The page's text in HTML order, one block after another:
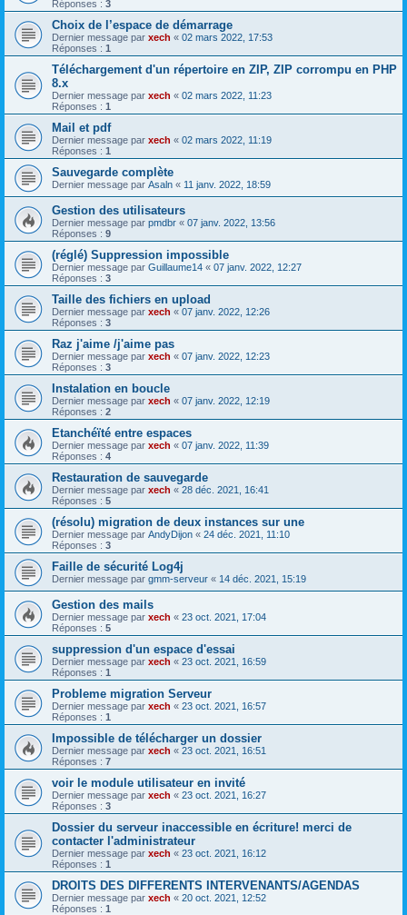
Réponses : 3
Choix de l’espace de démarrage
Dernier message par xech « 02 mars 2022, 17:53
Réponses : 1
Téléchargement d'un répertoire en ZIP, ZIP corrompu en PHP
8.x
Dernier message par xech « 02 mars 2022, 11:23
Réponses : 1
Mail et pdf
Dernier message par xech « 02 mars 2022, 11:19
Réponses : 1
Sauvegarde complète
Dernier message par Asaln « 11 janv. 2022, 18:59
Gestion des utilisateurs
Dernier message par pmdbr « 07 janv. 2022, 13:56
Réponses : 9
(réglé) Suppression impossible
Dernier message par Guillaume14 « 07 janv. 2022, 12:27
Réponses : 3
Taille des fichiers en upload
Dernier message par xech « 07 janv. 2022, 12:26
Réponses : 3
Raz j'aime /j'aime pas
Dernier message par xech « 07 janv. 2022, 12:23
Réponses : 3
Instalation en boucle
Dernier message par xech « 07 janv. 2022, 12:19
Réponses : 2
Etanchéïté entre espaces
Dernier message par xech « 07 janv. 2022, 11:39
Réponses : 4
Restauration de sauvegarde
Dernier message par xech « 28 déc. 2021, 16:41
Réponses : 5
(résolu) migration de deux instances sur une
Dernier message par AndyDijon « 24 déc. 2021, 11:10
Réponses : 3
Faille de sécurité Log4j
Dernier message par gmm-serveur « 14 déc. 2021, 15:19
Gestion des mails
Dernier message par xech « 23 oct. 2021, 17:04
Réponses : 5
suppression d'un espace d'essai
Dernier message par xech « 23 oct. 2021, 16:59
Réponses : 1
Probleme migration Serveur
Dernier message par xech « 23 oct. 2021, 16:57
Réponses : 1
Impossible de télécharger un dossier
Dernier message par xech « 23 oct. 2021, 16:51
Réponses : 7
voir le module utilisateur en invité
Dernier message par xech « 23 oct. 2021, 16:27
Réponses : 3
Dossier du serveur inaccessible en écriture! merci de
contacter l'administrateur
Dernier message par xech « 23 oct. 2021, 16:12
Réponses : 1
DROITS DES DIFFERENTS INTERVENANTS/AGENDAS
Dernier message par xech « 20 oct. 2021, 12:52
Réponses : 1